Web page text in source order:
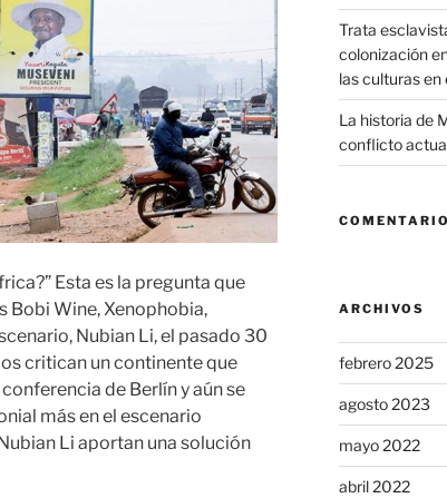
Esta es la pregunta que
Bobi Wine, Xenophobia,
Nubian Li, el pasado 30
critican un continente que
de Berlín y aún se
más en el escenario
Li aportan una solución
Trata
colonización
las culturas en
La historia de
conflicto
ARCHIVOS
febrero 2025
agosto 2023
mayo 2022
abril 2022